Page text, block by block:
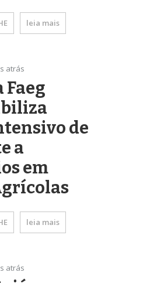
leia mais
atrás
Faeg
de
a
em
leia mais
atrás